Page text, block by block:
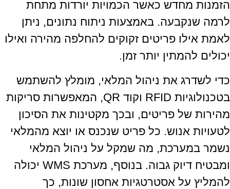
הזמנות מחדש כאשר הכמויות יורדות מתחת
לרמה שנקבעה. באמצעות ניתוח נתונים, ניתן
לאמת אילו פריטים זקוקים להחלפה מהירה ואילו
יכולים להמתין יותר זמן.
כדי לשדרג את ניהול המלאי, מומלץ להשתמש
בטכנולוגיות RFID וקוד QR, המאפשרות סריקות
מהירות של פריטים, ובכך מקטינות את הסיכון
לטעויות אנוש. כל פריט שנכנס או יוצא מהמלאי
נשמר במערכת, מה שמקל על ניהול המלאי
ומבטיח דיוק גבוה. בנוסף, מערכת WMS יכולה
להמליץ על אסטרטגיות אחסון שונות, כך